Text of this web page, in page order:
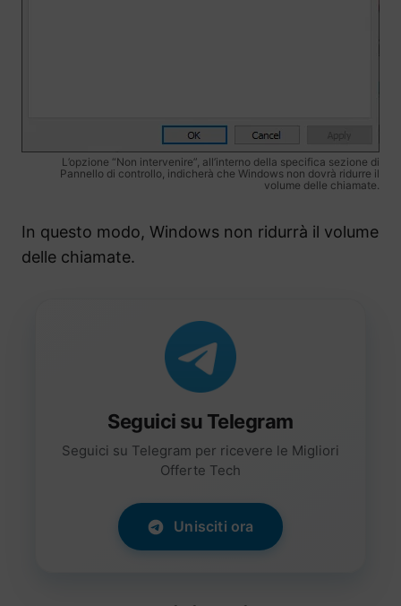
L’opzione “Non intervenire”, all’interno della specifica sezione di
Pannello di controllo, indicherà che Windows non dovrà ridurre il
volume delle chiamate.
In questo modo, Windows non ridurrà il volume
delle chiamate.
Seguici su Telegram
Seguici su Telegram per ricevere le Migliori
Offerte Tech
Unisciti ora